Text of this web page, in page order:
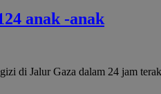
anak -anak
di Jalur Gaza dalam 24 jam